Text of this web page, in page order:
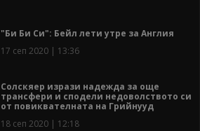
"Би Би Си": Бейл лети утре за Англия
17 сеп 2020 | 13:36
Солскяер изрази надежда за още
трансфери и сподели недоволството си
от повиквателната на Грийнууд
18 сеп 2020 | 12:18